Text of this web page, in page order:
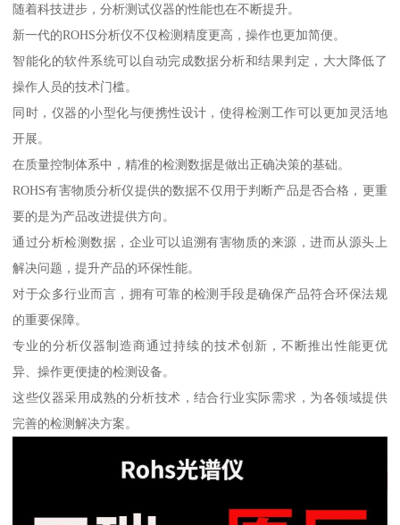
随着科技进步，分析测试仪器的性能也在不断提升。
新一代的ROHS分析仪不仅检测精度更高，操作也更加简便。
智能化的软件系统可以自动完成数据分析和结果判定，大大降低了
操作人员的技术门槛。
同时，仪器的小型化与便携性设计，使得检测工作可以更加灵活地
开展。
在质量控制体系中，精准的检测数据是做出正确决策的基础。
ROHS有害物质分析仪提供的数据不仅用于判断产品是否合格，更重
要的是为产品改进提供方向。
通过分析检测数据，企业可以追溯有害物质的来源，进而从源头上
解决问题，提升产品的环保性能。
对于众多行业而言，拥有可靠的检测手段是确保产品符合环保法规
的重要保障。
专业的分析仪器制造商通过持续的技术创新，不断推出性能更优
异、操作更便捷的检测设备。
这些仪器采用成熟的分析技术，结合行业实际需求，为各领域提供
完善的检测解决方案。